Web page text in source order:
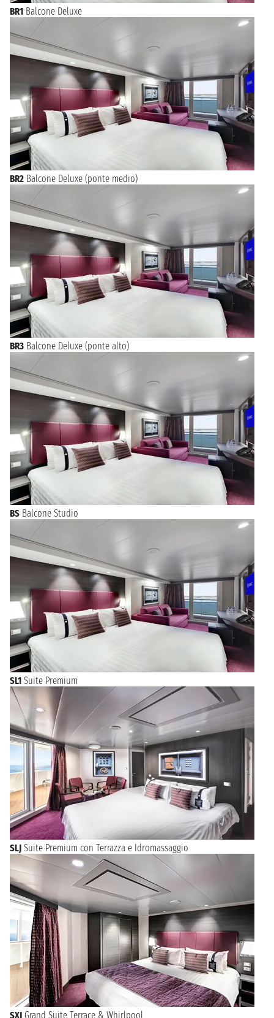
BR1 Balcone Deluxe
BR2 Balcone Deluxe (ponte medio)
BR3 Balcone Deluxe (ponte alto)
BS Balcone Studio
SL1 Suite Premium
SLJ Suite Premium con Terrazza e Idromassaggio
SXJ Grand Suite Terrace & Whirlpool